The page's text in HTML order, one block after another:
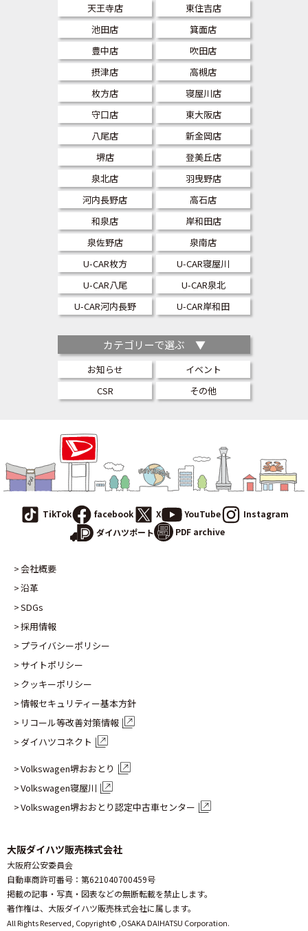
天王寺店
東住吉店
池田店
箕面店
豊中店
吹田店
摂津店
高槻店
枚方店
寝屋川店
守口店
東大阪店
八尾店
新金岡店
堺店
登美丘店
泉北店
羽曳野店
河内長野店
高石店
和泉店
岸和田店
泉佐野店
泉南店
U-CAR枚方
U-CAR寝屋川
U-CAR八尾
U-CAR泉北
U-CAR河内長野
U-CAR岸和田
カテゴリーで選ぶ ▼
お知らせ
イベント
CSR
その他
TikTok facebook X YouTube
Instagram
ダイハツポート
PDF archive
会社概要
沿革
SDGs
採用情報
プライバシーポリシー
サイトポリシー
クッキーポリシー
情報セキュリティー基本方針
リコール等改善対策情報
ダイハツコネクト
Volkswagen堺おおとり
Volkswagen寝屋川
Volkswagen堺おおとり認定中古車センター
大阪ダイハツ販売株式会社
大阪府公安委員会
自動車商許可番号：第621040700459号
掲載の記事・写真・図表などの無断転載を禁止します。
著作権は、大阪ダイハツ販売株式会社に属します。
All Rights Reserved, Copyright© , OSAKA DAIHATSU Corporation.